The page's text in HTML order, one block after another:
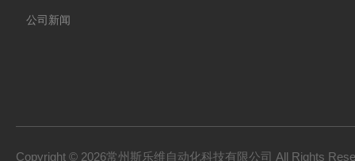
公司新闻
Copyright © 2026常州斯乐维自动化科技有限公司 All Rights